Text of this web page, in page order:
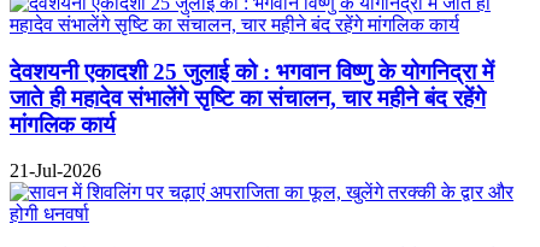
देवशयनी एकादशी 25 जुलाई को : भगवान विष्णु के योगनिद्रा में
जाते ही महादेव संभालेंगे सृष्टि का संचालन, चार महीने बंद रहेंगे
मांगलिक कार्य
21-Jul-2026